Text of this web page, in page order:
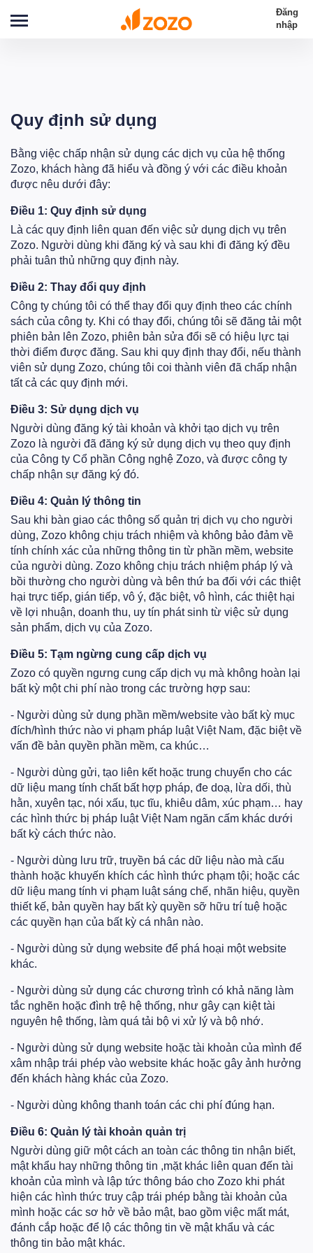
Đăng
nhập
Quy định sử dụng
Bằng việc chấp nhận sử dụng các dịch vụ của hệ thống
Zozo, khách hàng đã hiểu và đồng ý với các điều khoản
được nêu dưới đây:
Điều 1: Quy định sử dụng
Là các quy định liên quan đến việc sử dụng dịch vụ trên
Zozo. Người dùng khi đăng ký và sau khi đi đăng ký đều
phải tuân thủ những quy định này.
Điều 2: Thay đổi quy định
Công ty chúng tôi có thể thay đổi quy định theo các chính
sách của công ty. Khi có thay đổi, chúng tôi sẽ đăng tải một
phiên bản lên Zozo, phiên bản sửa đổi sẽ có hiệu lực tại
thời điểm được đăng. Sau khi quy định thay đổi, nếu thành
viên sử dụng Zozo, chúng tôi coi thành viên đã chấp nhận
tất cả các quy định mới.
Điều 3: Sử dụng dịch vụ
Người dùng đăng ký tài khoản và khởi tạo dịch vụ trên
Zozo là người đã đăng ký sử dụng dịch vụ theo quy định
của Công ty Cổ phần Công nghệ Zozo, và được công ty
chấp nhận sự đăng ký đó.
Điều 4: Quản lý thông tin
Sau khi bàn giao các thông số quản trị dịch vụ cho người
dùng, Zozo không chịu trách nhiệm và không bảo đảm về
tính chính xác của những thông tin từ phần mềm, website
của người dùng. Zozo không chịu trách nhiệm pháp lý và
bồi thường cho người dùng và bên thứ ba đối với các thiệt
hại trực tiếp, gián tiếp, vô ý, đặc biệt, vô hình, các thiệt hại
về lợi nhuận, doanh thu, uy tín phát sinh từ việc sử dụng
sản phẩm, dịch vụ của Zozo.
Điều 5: Tạm ngừng cung cấp dịch vụ
Zozo có quyền ngưng cung cấp dịch vụ mà không hoàn lại
bất kỳ một chi phí nào trong các trường hợp sau:
- Người dùng sử dụng phần mềm/website vào bất kỳ mục
đích/hình thức nào vi phạm pháp luật Việt Nam, đặc biệt về
vấn đề bản quyền phần mềm, ca khúc…
- Người dùng gửi, tạo liên kết hoặc trung chuyển cho các
dữ liệu mang tính chất bất hợp pháp, đe doạ, lừa dối, thù
hằn, xuyên tạc, nói xấu, tục tĩu, khiêu dâm, xúc phạm… hay
các hình thức bị pháp luật Việt Nam ngăn cấm khác dưới
bất kỳ cách thức nào.
- Người dùng lưu trữ, truyền bá các dữ liệu nào mà cấu
thành hoặc khuyến khích các hình thức phạm tội; hoặc các
dữ liệu mang tính vi phạm luật sáng chế, nhãn hiệu, quyền
thiết kế, bản quyền hay bất kỳ quyền sỡ hữu trí tuệ hoặc
các quyền hạn của bất kỳ cá nhân nào.
- Người dùng sử dụng website để phá hoại một website
khác.
- Người dùng sử dụng các chương trình có khả năng làm
tắc nghẽn hoặc đình trệ hệ thống, như gây cạn kiệt tài
nguyên hệ thống, làm quá tải bộ vi xử lý và bộ nhớ.
- Người dùng sử dụng website hoặc tài khoản của mình để
xâm nhập trái phép vào website khác hoặc gây ảnh hưởng
đến khách hàng khác của Zozo.
- Người dùng không thanh toán các chi phí đúng hạn.
Điều 6: Quản lý tài khoản quản trị
Người dùng giữ một cách an toàn các thông tin nhận biết,
mật khẩu hay những thông tin ,mặt khác liên quan đến tài
khoản của mình và lập tức thông báo cho Zozo khi phát
hiện các hình thức truy cập trái phép bằng tài khoản của
mình hoặc các sơ hở về bảo mật, bao gồm việc mất mát,
đánh cắp hoặc để lộ các thông tin về mật khẩu và các
thông tin bảo mật khác.